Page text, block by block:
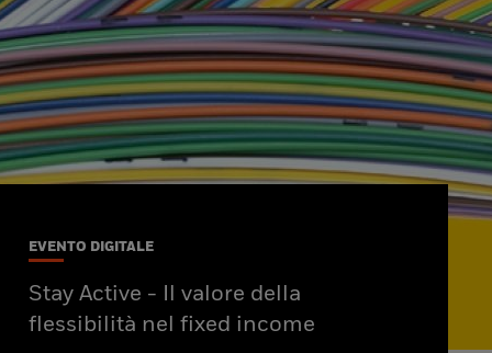
EVENTO DIGITALE
Stay Active - Il valore della
flessibilità nel fixed income